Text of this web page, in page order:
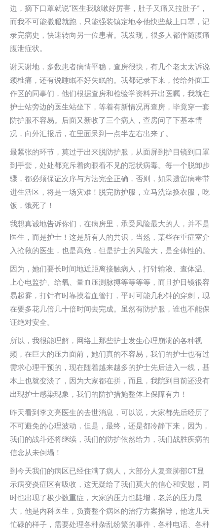
边，摘下口罩就说“医生我咳嗽好厉害，肚子又痛又拉肚子”，
而我不可能撒腿就跑，只能强装镇定地令他快些戴上口罩，记
录完病史，快速转向另一位患者。我发现，很多人都伴随腹痛
腹泄症状。
谢天谢地，多数患者病情平稳，查房很快，有几个老太太诉说
颈椎痛，还有说睡眠不好失眠的。我都记录下来，传给外面工
作区的同事们，他们根据查房和检验学资料开出医嘱，我就在
护士站旁边的医生站坐下，等着有新情况再查房，毕竟穿一套
防护服不容易。后面又新收了三个病人，查房问了下基本情
况，向外汇报后，在里面呆到一点半左右出来了。
最紧张的环节，莫过于出来脱防护服，从面屏到护目镜到口罩
到手套，处处都充斥着肉眼看不见的冠状病毒。每一个脱卸步
骤，都必须保证次序与方法完全正确，否则，如果遗留病毒带
进生活区，将是一场灾难！脱完防护服，立马洗澡换衣服，吃
饭，饿死了！
我想真诚地告诉你们，在病房里，承受风险最大的人，并不是
医生，而是护士！这是所有人的共识，当然，某些在重症室介
入抢救的医生，也是高危，但是护士的风险大，是全体性的。
因为，她们要长时间地近距离接触病人，打针输液、查体温、
上心电监护、给氧、量血压测脉搏等等等等，而且护目镜很容
易起雾，打针有时靠摸着血管打，平时可能几秒钟的穿刺，现
在要多花几倍几十倍时间去完成。虽然有防护服，谁也不能保
证绝对安全。
所以，我很能理解，网络上那些护士发生心理崩溃的各种视
频，在巨大的压力面前，她们真的不容易，我们的护士也有过
需求心理干预的，现在随着越来越多的护士先后进入一线，基
本上也就变淡了，因为大家都在拼，而且，我院到目前还没有
出现护士感染现象，我们的防护措施整体上保障有力！
昨天看到李文亮医生的去世消息，可以说，大家都先后经历了
不可避免的心理波动，但是，最终，还是都冷静下来，因为，
我们的战斗还将继续，我们的防护依然给力，我们战胜疾病的
信念从未倒塌！
到今天我们的病区已经住满了病人，大部分人复查肺部CT显
示病变炎症区有吸收，这无疑给了我们莫大的信心和安慰，同
时也出现了极少数重症，大家的压力也陡增，老总的压力最
大，他是内科医生，负责整个病区的治疗方案指导，他这几天
忙碌的样子，需要处理各种杂乱纷繁的事件，各种电话、各种